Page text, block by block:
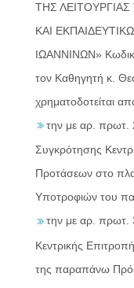
ΤΗΣ
ΚΑΙ
ΙΩΑΝΝΙΝΩΝ»
τον Καθηγητή κ.
χρηματοδοτείται
την με αρ.
Συγκρότησης
Προτάσεων στο
Υποτροφιών του
την με αρ. πρωτ.
Κεντρικής
της παραπάνω